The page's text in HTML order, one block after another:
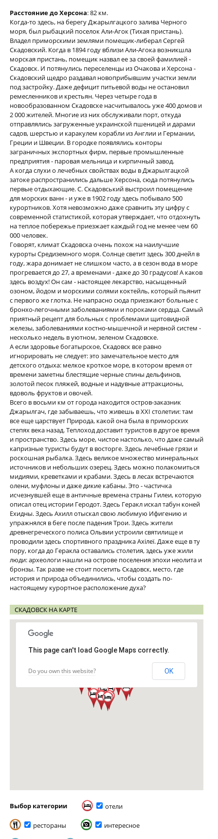
Расстояние до Херсона: 82 км.
Когда-то здесь, на берегу Джарылгацкого залива Черного
моря, был рыбацкий поселок Али-Агок (Тихая пристань).
Владел приморскими землями помещик-либерал Сергей
Скадовский. Когда в 1894 году вблизи Али-Агока возникшла
морская пристань, помещик назвал ее за своей фамилией -
Скадовск. И потянулись переселенцы из Очакова и Херсона -
Скадовский щедро раздавал новоприбывшим участки земли
под застройку. Даже дефицит питьевой воды не остановил
ремесленников и крестьян. Через четыре года в
новообразованном Скадовске насчитывалось уже 400 домов и
2 000 жителей. Многие из них обслуживали порт, откуда
отправлялись загруженные украинской пшеницей и дарами
садов, шерстью и каракулем корабли из Англии и Германии,
Греции и Швеции. В городке появлялись конторы
заграничных экспортных фирм, первые промышленные
предприятия - паровая мельница и кирпичный завод.
А когда слухи о лечебных свойствах воды в Джарылгацкой
затоке распространились дальше Херсона, сюда потянулись
первые отдыхающие. С. Скадовський выстроил помещение
для морских ванн - и уже в 1902 году здесь побывало 500
курортников. Хотя невозможно даже сравнить эту цифру с
современной статистикой, которая утверждает, что отдохнуть
на теплое побережье приезжает каждый год не менее чем 60
000 человек.
Говорят, климат Скадовска очень похож на наилучшие
курорты Средиземного моря. Солнце светит здесь 300 днейл в
году, жара донимает не слишком часто, а в сезон вода в море
прогревается до 27, а временами - даже до 30 градусов! А каков
здесь воздух! Он сам - настоящее лекарство, насыщенный
озоном, йодом и морскими солями коктейль, который пьянит
с первого же глотка. Не напрасно сюда приезжают больные с
бронхо-легочными заболеваниями и пороками сердца. Самый
приятный рецепт для больных с проблемами щитовидной
железы, заболеваниями костно-мышечной и нервной систем -
несколько недель в уютном, зеленом Скадовске.
А если здоровье богатырское, Скадовск все равно
игнорировать не следует: это замечательное место для
детского отдыха: мелкое кроткое море, в котором время от
времени заметны блестящие черные спины дельфинов,
золотой песок пляжей, водные и надувные аттракционы,
вдоволь фруктов и овочей.
Всего в восьми км от города находится остров-заказник
Джарылгач, где забываешь, что живешь в ХХІ столетии: там
все еще царствует Природа, какой она была в приморских
степях века назад. Теплоход доставит туристов в другое время
и пространство. Здесь море, чистое настолько, что даже самый
капризные туристы будут в восторге. Здесь лечебные грязи и
роскошная рыбалка. Здесь великое множество минеральных
источников и небольших озерец. Здесь можно полакомиться
мидиями, креветками и крабами. Здесь в лесах встречаются
олени, муфлоны и даже дикие кабаны. Это - частичка
исчезнувшей еще в античные времена страны Гилеи, которую
описал отец истории Геродот. Здесь Геракл искал табун коней
Ехидны. Здесь Ахилл отыскал свою любимую Ифигению и
упражнялся в беге после падения Трои. Здесь жители
древнегреческого полиса Ольвии устроили святилище и
проводили здесь спортивного праздника Ахілеї. Даже еще в ту
пору, когда до Геракла оставались столетия, здесь уже жили
люди: археологи нашли на острове поселения эпохи неолита и
бронзы. Так разве не стоит посетить Скадовск, место, где
история и природа объединились, чтобы создать по-
настоящему курортное расположение духа?
СКАДОВСК НА КАРТЕ
This page can't load Google Maps correctly.
Do you own this website? OK
Выбор категории отели
рестораны интересное